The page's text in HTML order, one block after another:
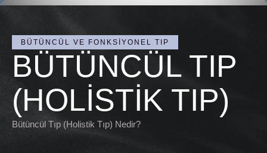
BÜTÜNCÜL VE FONKSIYONEL TIP
BÜTÜNCÜL TIP
(HOLISTIK TIP)
Bütüncül Tıp (Holistik Tıp) Nedir?